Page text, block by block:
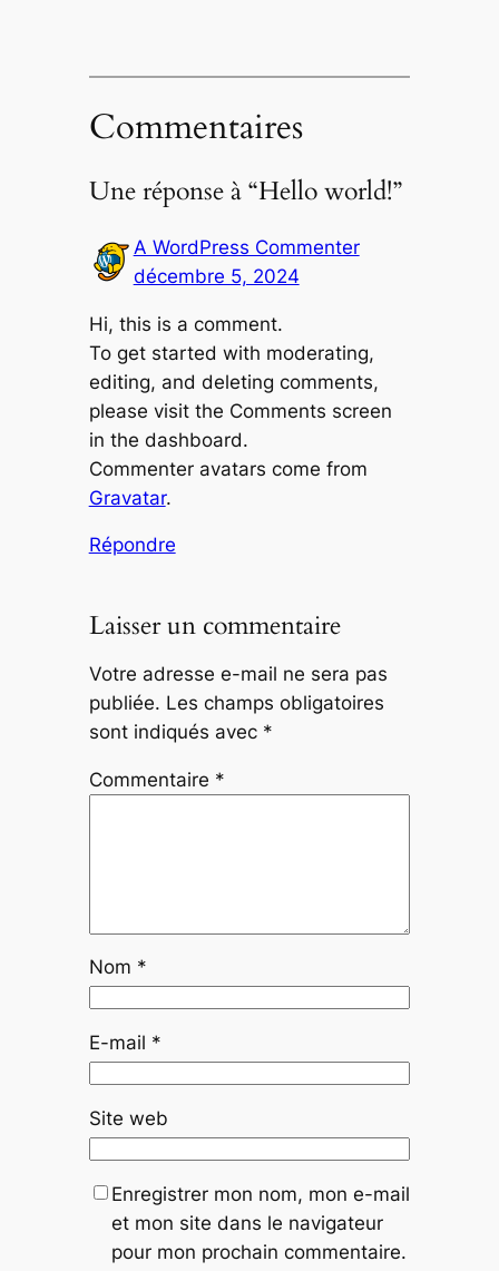
Commentaires
Une réponse à “Hello world!”
A WordPress Commenter
décembre 5, 2024
Hi, this is a comment.
To get started with moderating,
editing, and deleting comments,
please visit the Comments screen
in the dashboard.
Commenter avatars come from
Gravatar.
Répondre
Laisser un commentaire
Votre adresse e-mail ne sera pas
publiée. Les champs obligatoires
sont indiqués avec *
Commentaire *
Nom *
E-mail *
Site web
Enregistrer mon nom, mon e-mail
et mon site dans le navigateur
pour mon prochain commentaire.